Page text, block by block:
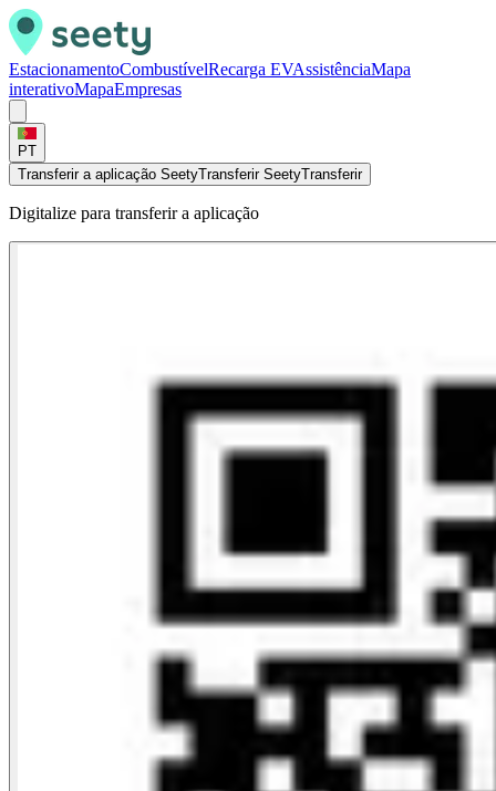
EstacionamentoCombustívelRecarga EVAssistênciaMapa
interativoMapaEmpresas
PT
Transferir a aplicação SeetyTransferir SeetyTransferir
Digitalize para transferir a aplicação